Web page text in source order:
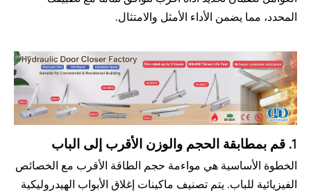
المحدد، مما يضمن الأداء الأمثل والامتثال.
1. قم بمطابقة الحجم والوزن الأقرب إلى الباب
الخطوة الأساسية هي مواءمة حجم الطاقة الأقرب مع الخصائص
الفيزيائية للباب. يتم تصنيف ماكينات إغلاق الأبواب الهيدروليكية